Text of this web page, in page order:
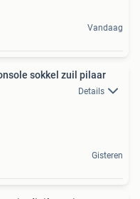
Vandaag
sokkel zuil pilaar
Details
Gisteren